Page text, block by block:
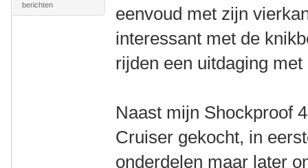
berichten
eenvoud met zijn
interessant met de
rijden een uitdaging
Naast mijn Shockproof
Cruiser gekocht, in
onderdelen maar later